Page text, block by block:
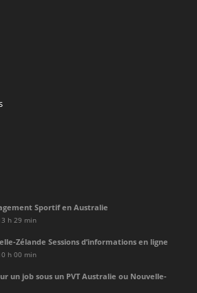
Sportif en Australie
h 29 min
Zélande Sessions d’informations en ligne
h 00 min
un job sous un PVT Australie ou Nouvelle-